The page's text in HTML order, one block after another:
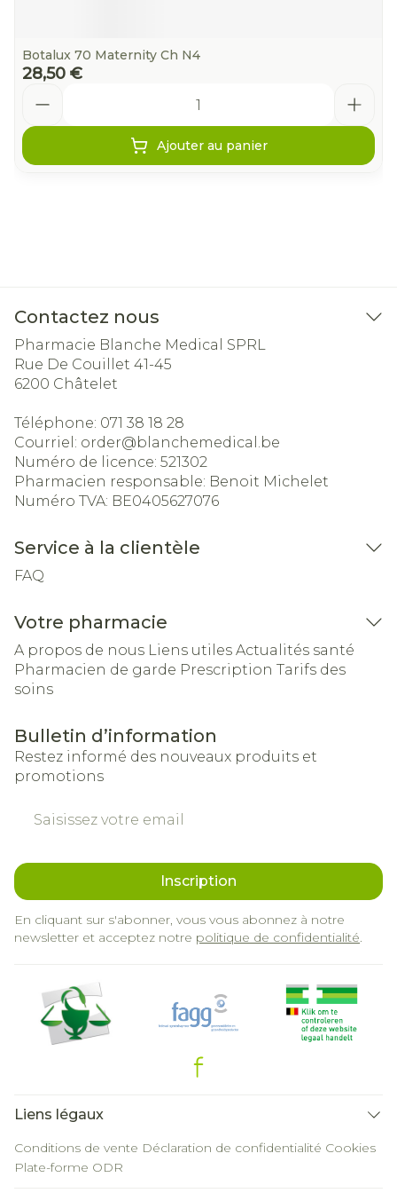
Botalux 70 Maternity Ch N4
28,50 €
Ajouter au panier
Contactez nous
Pharmacie Blanche Medical SPRL
Rue De Couillet 41-45
6200 Châtelet
Téléphone: 071 38 18 28
Courriel: order@blanchemedical.be
Numéro de licence: 521302
Pharmacien responsable: Benoit Michelet
Numéro TVA: BE0405627076
Service à la clientèle
FAQ
Votre pharmacie
A propos de nous Liens utiles Actualités santé
Pharmacien de garde Prescription Tarifs des
soins
Bulletin d’information
Restez informé des nouveaux produits et
promotions
Inscription
En cliquant sur s'abonner, vous vous abonnez à notre
newsletter et acceptez notre politique de confidentialité.
Liens légaux
Conditions de vente Déclaration de confidentialité Cookies
Plate-forme ODR